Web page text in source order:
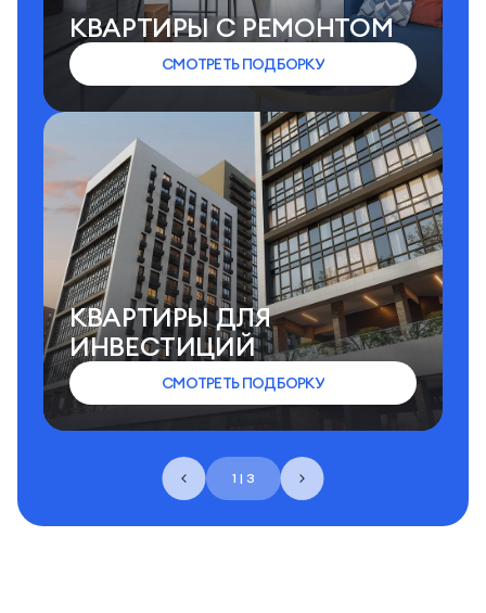
1 | 3
КВАРТИРЫ C РЕМОНТОМ
СМОТРЕТЬ ПОДБОРКУ
КВАРТИРЫ ДЛЯ
ИНВЕСТИЦИЙ
СМОТРЕТЬ ПОДБОРКУ